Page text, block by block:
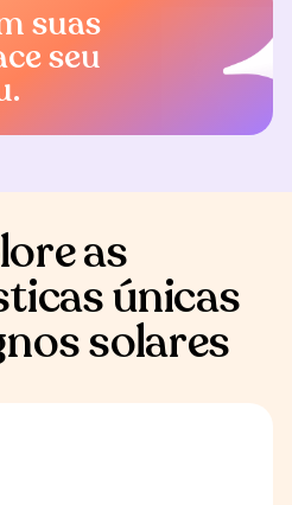
suas
seu
as
únicas
solares